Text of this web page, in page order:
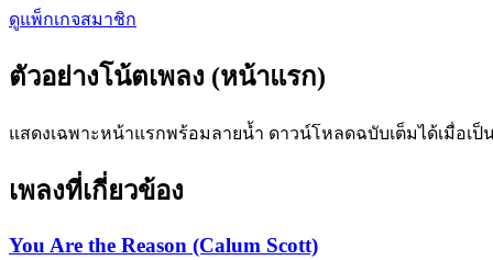
ดูแพ็กเกจสมาชิก
ตัวอย่างโน้ตเพลง (หน้าแรก)
แสดงเฉพาะหน้าแรกพร้อมลายน้ำ ดาวน์โหลดฉบับเต็มได้เมื่อเป็
เพลงที่เกี่ยวข้อง
You Are the Reason (Calum Scott)